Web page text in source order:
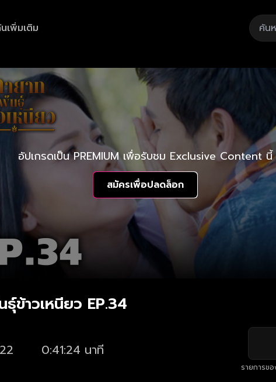
เพิ่มเติม
อัปเกรดเป็น PREMIUM เพื่อรับชม Exclusive Content นี้
สมัครเพื่อปลดล็อก
ข้าวเหนียว EP.34
0:41:24 นาที
รายการข